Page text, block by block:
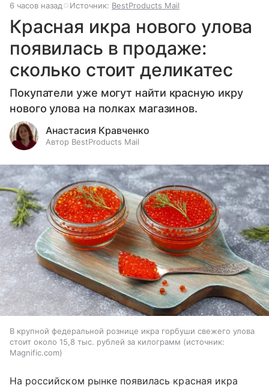
6 часов назад Источник: BestProducts Mail
Красная икра нового улова
появилась в продаже:
сколько стоит деликатес
Покупатели уже могут найти красную икру
нового улова на полках магазинов.
Анастасия Кравченко
Автор BestProducts Mail
В крупной федеральной рознице икра горбуши свежего улова
стоит около 15,8 тыс. рублей за килограмм
источник:
Magnific.com
На российском рынке появилась красная икра